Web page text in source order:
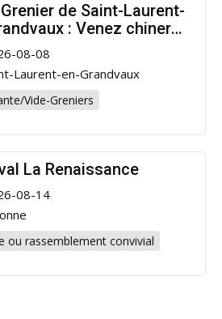
de Saint-Laurent-
: Venez chiner
bonne cause !
08-08
Laurent-en-Grandvaux
Vide-Greniers
La Renaissance
08-14
ou rassemblement convivial